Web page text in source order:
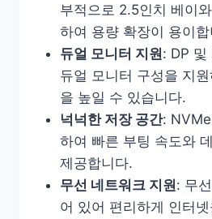
부적으로 2.5인치 베이
하여 용량 확장이 용이
듀얼 모니터 지원: DP 및
듀얼 모니터 구성을 지
을 높일 수 있습니다.
넉넉한 저장 공간:
하여 빠른 부팅 속도와
제공합니다.
무선 네트워크 지원: 무
어 있어 편리하게 인터